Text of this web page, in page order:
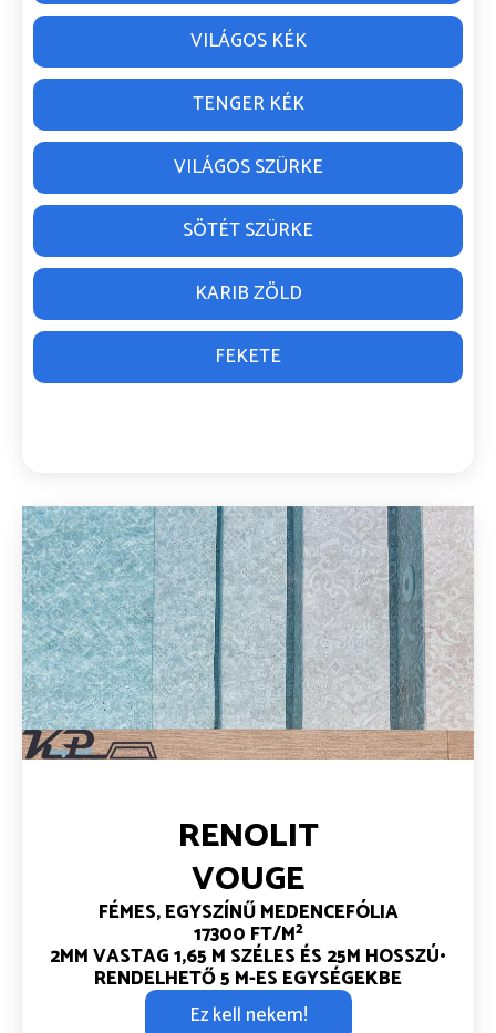
VILÁGOS KÉK
TENGER KÉK
VILÁGOS SZÜRKE
SÖTÉT SZÜRKE
KARIB ZÖLD
FEKETE
RENOLIT
VOUGE
FÉMES, EGYSZÍNŰ MEDENCEFÓLIA
17300 FT/M2
2MM VASTAG1,65 M SZÉLES ÉS 25M HOSSZÚ•
RENDELHETŐ 5 M-ES EGYSÉGEKBE
Ez kell nekem!